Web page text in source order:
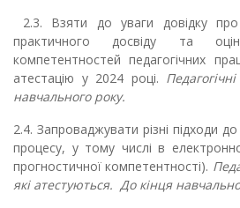
2.3. Взяти до уваги довідку
практичного досвіду та
компетентностей педагогічних
атестацію у 2024 році.
навчального року.
2.4. Запроваджувати різні підходи
процесу, у тому числі в
прогностичної компетентності).
які атестуються. До кінця